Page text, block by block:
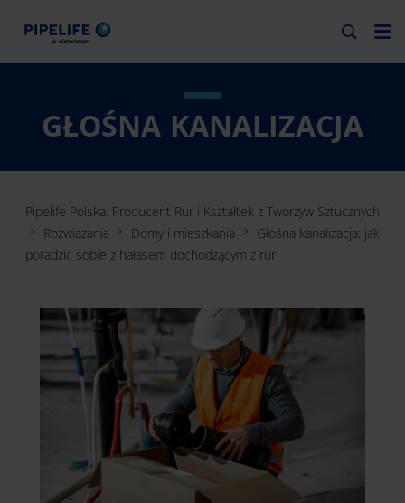
GŁOŚNA KANALIZACJA
Pipelife Polska: Producent Rur i Kształtek z Tworzyw Sztucznych
Rozwiązania
Domy i mieszkania
Głośna kanalizacja: jak
poradzić sobie z hałasem dochodzącym z rur